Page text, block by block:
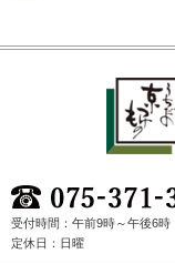
受付時間：午前9時～午後6時
定休日：日曜